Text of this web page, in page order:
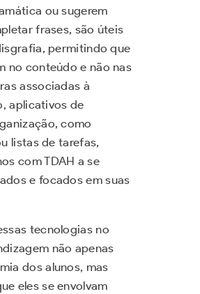
ou sugerem
frases, são úteis
permitindo que
no conteúdo e não nas
associadas à
aplicativos de
como
listas de tarefas,
com TDAH a se
e focados em suas
tecnologias no
não apenas
dos alunos, mas
eles se envolvam